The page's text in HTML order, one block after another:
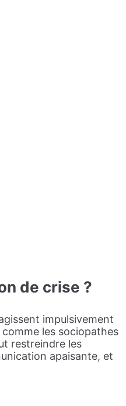
de crisE ?
impulsivement
comme les sociopathes
restreindre les
apaisante, et